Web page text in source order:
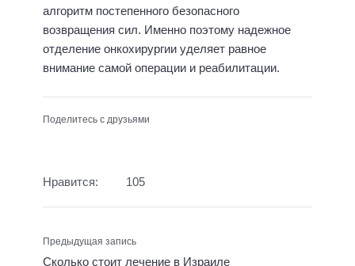
алгоритм постепенного безопасного
возвращения сил. Именно поэтому надежное
отделение онкохирургии уделяет равное
внимание самой операции и реабилитации.
Поделитесь с друзьями
Нравится: 105
Предыдущая запись
Сколько стоит лечение в Израиле